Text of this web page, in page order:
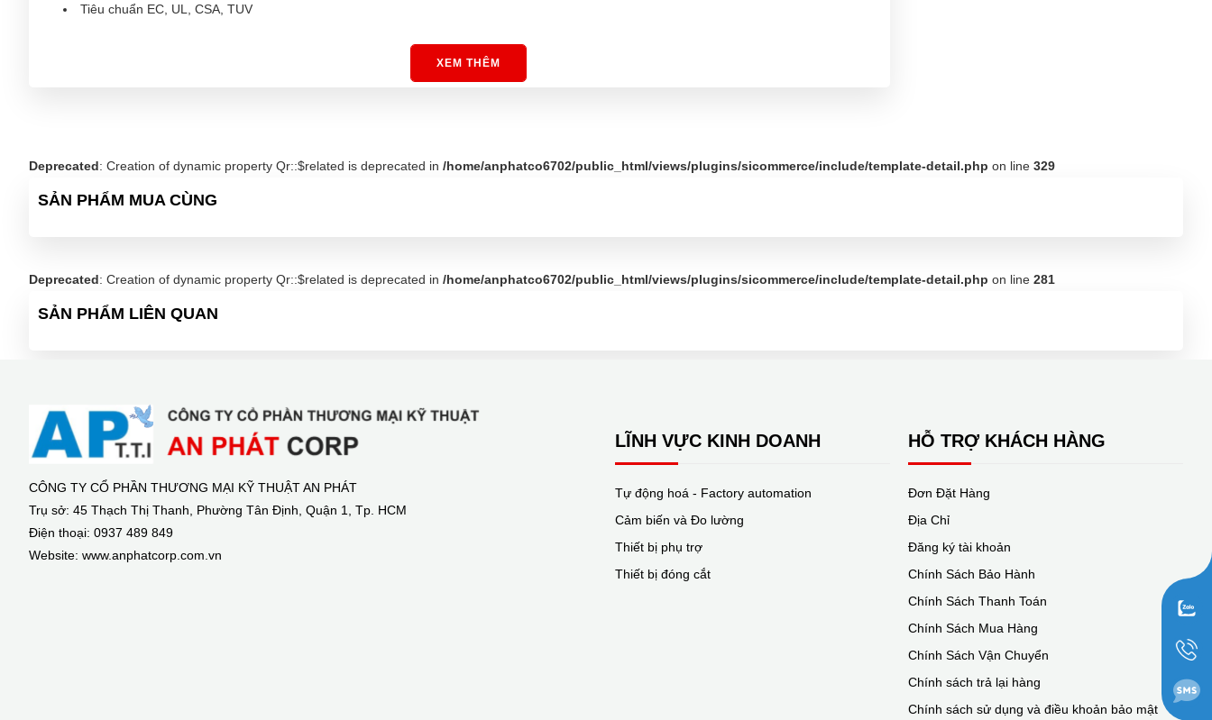
Tiêu chuẩn EC, UL, CSA, TUV
XEM THÊM
Deprecated: Creation of dynamic property Qr::$related is deprecated in /home/anphatco6702/public_html/views/plugins/sicommerce/include/template-detail.php on line 329
SẢN PHẨM MUA CÙNG
Deprecated: Creation of dynamic property Qr::$related is deprecated in /home/anphatco6702/public_html/views/plugins/sicommerce/include/template-detail.php on line 281
SẢN PHẨM LIÊN QUAN
CÔNG TY CỔ PHẦN THƯƠNG MẠI KỸ THUẬT AN PHÁT
Trụ sở: 45 Thạch Thị Thanh, Phường Tân Định, Quận 1, Tp. HCM
Điện thoại: 0937 489 849
Website: www.anphatcorp.com.vn
LĨNH VỰC KINH DOANH
Tự động hoá - Factory automation
Cảm biến và Đo lường
Thiết bị phụ trợ
Thiết bị đóng cắt
HỖ TRỢ KHÁCH HÀNG
Đơn Đặt Hàng
Địa Chỉ
Đăng ký tài khoản
Chính Sách Bảo Hành
Chính Sách Thanh Toán
Chính Sách Mua Hàng
Chính Sách Vận Chuyển
Chính sách trả lại hàng
Chính sách sử dụng và điều khoản bảo mật